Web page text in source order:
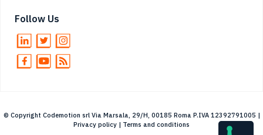
Follow Us
© Copyright Codemotion srl Via Marsala, 29/H, 00185 Roma P.IVA 12392791005 |
Privacy policy | Terms and conditions